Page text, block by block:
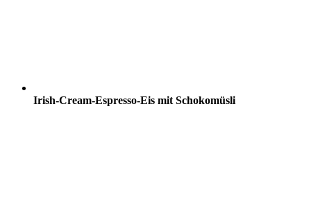
Irish-Cream-Espresso-Eis mit Schokomüsli